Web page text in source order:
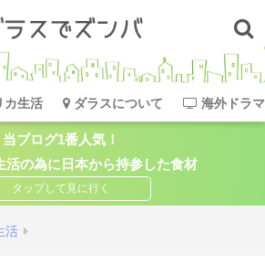
カ生活 ダラスについて 海外ドラ
当ブログ1番人気！
活の為に日本から持参した食材
活